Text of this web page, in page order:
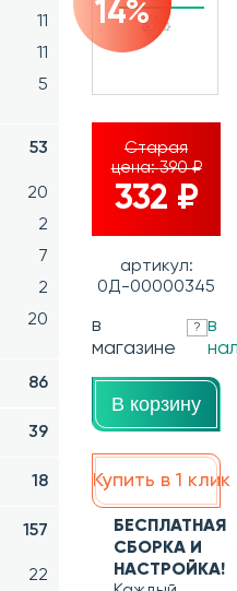
11
11
5
53
20
2
7
2
20
86
39
18
157
22
14%
Старая
цена:390 ₽
332 ₽
артикул:
0Д-00000345
в
магазине
? в
В корзину
Купить в 1 клик
БЕСПЛАТНАЯ
СБОРКА И
НАСТРОЙКА!